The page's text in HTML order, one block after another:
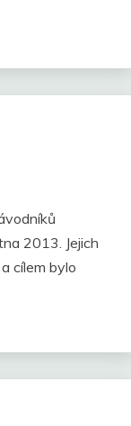
2013. Jejich
cílem bylo